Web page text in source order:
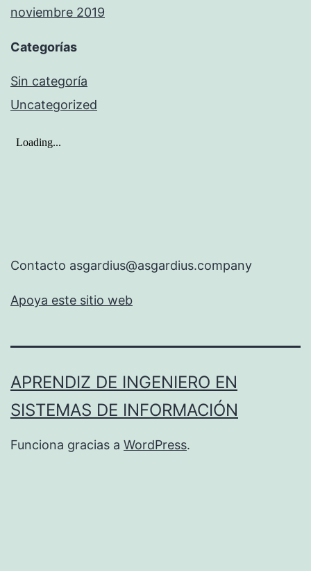
noviembre 2019
Categorías
Sin categoría
Uncategorized
Contacto asgardius@asgardius.company
Apoya este sitio web
APRENDIZ DE INGENIERO EN
SISTEMAS DE INFORMACIÓN
Funciona gracias a WordPress.